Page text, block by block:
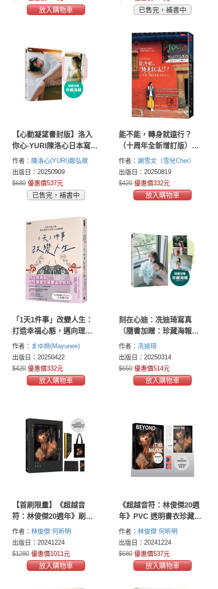
放入購物車 已售完，補書中
【心動凝望書封版】洛入
你心-YURI陳洛心日本寫真
（隨書附贈限定海報1張）
作者： 陳洛心(YURI)鄭弘敬
(teikoukei)
出版日：20250909
$680 優惠價537元
已售完，補書中
能不能，轉身就遠行？
（十周年全新增訂版）：
十年後，擁抱現實中的平
凡
作者： 謝雪文（雪兒Cher）
出版日：20250819
$420 優惠價332元
放入購物車
「1天1件事」改變人生：
打造幸福心態，邁向理想
生活的100個挑戰
作者： まゆ姉(Mayunee)
出版日：20250422
$420 優惠價332元
放入購物車
刻在心迪：冼迪琦寫真
（隨書加贈：珍藏海報兩
款隨機一款）
作者： 冼迪琦
出版日：20250314
$650 優惠價514元
放入購物車
【首刷限量】《超越音
符：林俊傑20週年》刷金
典藏精裝禮盒版（內含：
JJ林俊傑油畫經典帆布袋1
個+賽璐璐書籤1張）
作者： 林俊傑 何昕明
出版日：20241224
$1280 優惠價1011元
放入購物車
《超越音符：林俊傑20週
年》PVC 透明書衣珍藏平
裝版 （隨書加贈：賽璐璐
書籤1張）
作者： 林俊傑 何昕明
出版日：20241224
$680 優惠價537元
放入購物車